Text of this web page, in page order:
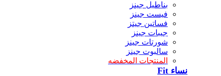
بناطيل جينز
فيست جينز
فساتين جيتز
جيبات جينز
شورتات جينز
سالبوت جينز
المنتجات المخفضه
نساء Fit